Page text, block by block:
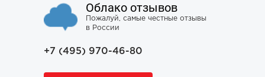
Облако отзывов
Пожалуй, самые честные отзывы
в России
+7 (495) 970-46-80